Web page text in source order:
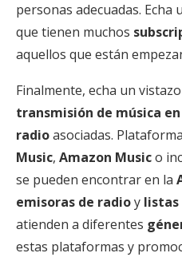
personas adecuadas. Echa
que tienen muchos
aquellos que están
Finalmente, echa un
transmisión de música
radioasociadas.
Music, Amazon Musico
se pueden encontrar en la
emisoras de radioy listas
atienden a diferentes
estas plataformas y